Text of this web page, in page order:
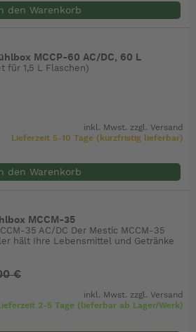
den Warenkorb
MCCP-60 AC/DC, 60 L
für 1,5 L Flaschen)
inkl. Mwst. zzgl.Versand
Lieferzeit 5-10 Tage (kurzfristig lieferbar)
den Warenkorb
MCCM-35
35 AC/DC Der Mestic MCCM-35
hält Ihre Lebensmittel und Getränke
€
inkl. Mwst. zzgl.Versand
Lieferzeit 2-5 Tage (lieferbar ab Lager/Werk)